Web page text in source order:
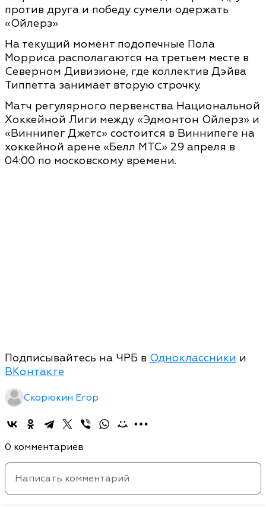
против друга и победу сумели одержать
«Ойлерз»
На текущий момент подопечные Пола
Морриса располагаются на третьем месте в
Северном Дивизионе, где коллектив Дэйва
Типпетта занимает вторую строчку.
Матч регулярного первенства Национальной
Хоккейной Лиги между «Эдмонтон Ойлерз» и
«Виннипег Джетс» состоится в Виннипеге на
хоккейной арене «Белл МТС» 29 апреля в
04:00 по московскому времени.
Подписывайтесь на ЧРБ в Одноклассники и
ВКонтакте
Скорюкин Егор
0 комментариев